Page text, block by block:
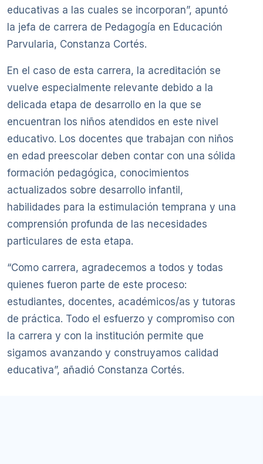
educativas a las cuales se incorporan”, apuntó
la jefa de carrera de Pedagogía en Educación
Parvularia, Constanza Cortés.
En el caso de esta carrera, la acreditación se
vuelve especialmente relevante debido a la
delicada etapa de desarrollo en la que se
encuentran los niños atendidos en este nivel
educativo. Los docentes que trabajan con niños
en edad preescolar deben contar con una sólida
formación pedagógica, conocimientos
actualizados sobre desarrollo infantil,
habilidades para la estimulación temprana y una
comprensión profunda de las necesidades
particulares de esta etapa.
“Como carrera, agradecemos a todos y todas
quienes fueron parte de este proceso:
estudiantes, docentes, académicos/as y tutoras
de práctica. Todo el esfuerzo y compromiso con
la carrera y con la institución permite que
sigamos avanzando y construyamos calidad
educativa”, añadió Constanza Cortés.